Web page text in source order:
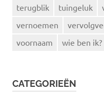
terugblik tuingeluk
vernoemen
voornaam
wie ben ik?
CATEGORIEËN